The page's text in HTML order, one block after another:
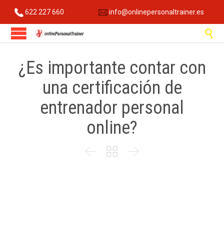
622 227 660 info@onlinepersonaltrainer.es

¿Es importante contar con
una certificación de
entrenador personal
online?
  